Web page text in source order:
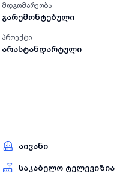
მდგომარეობა
გარემონტებული
პროექტი
არასტანდარტული
აივანი
საკაბელო ტელევიზია